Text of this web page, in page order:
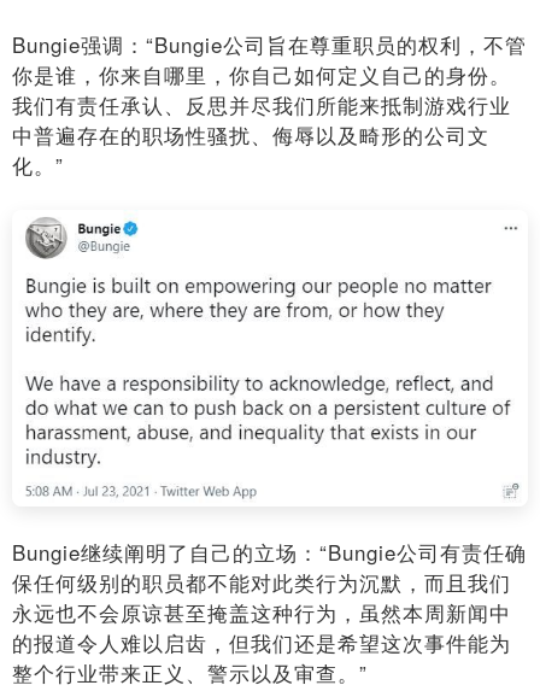
Bungie强调：“Bungie公司旨在尊重职员的权利，不管
你是谁，你来自哪里，你自己如何定义自己的身份。
我们有责任承认、反思并尽我们所能来抵制游戏行业
中普遍存在的职场性骚扰、侮辱以及畸形的公司文
化。”
Bungie继续阐明了自己的立场：“Bungie公司有责任确
保任何级别的职员都不能对此类行为沉默，而且我们
永远也不会原谅甚至掩盖这种行为，虽然本周新闻中
的报道令人难以启齿，但我们还是希望这次事件能为
整个行业带来正义、警示以及审查。”